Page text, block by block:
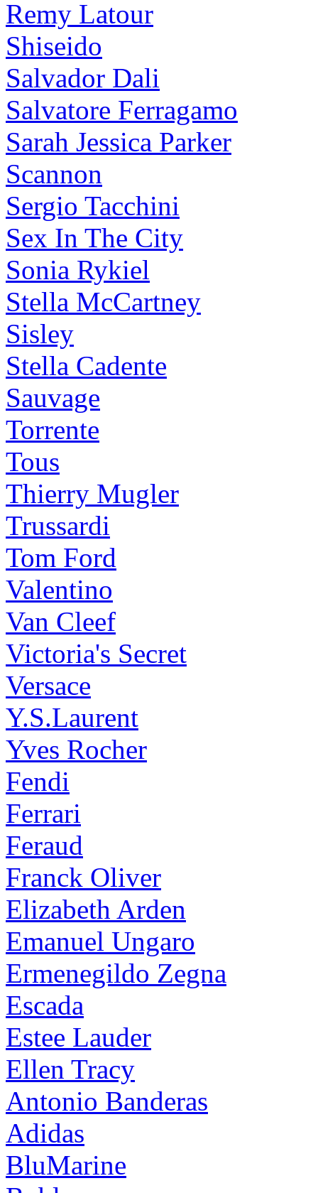
Remy Latour
Shiseido
Salvador Dali
Salvatore Ferragamo
Sarah Jessica Parker
Scannon
Sergio Tacchini
Sex In The City
Sonia Rykiel
Stella McCartney
Sisley
Stella Cadente
Sauvage
Torrente
Tous
Thierry Mugler
Trussardi
Tom Ford
Valentino
Van Cleef
Victoria's Secret
Versace
Y.S.Laurent
Yves Rocher
Fendi
Ferrari
Feraud
Franck Oliver
Elizabeth Arden
Emanuel Ungaro
Ermenegildo Zegna
Escada
Estee Lauder
Ellen Tracy
Antonio Banderas
Adidas
BluMarine